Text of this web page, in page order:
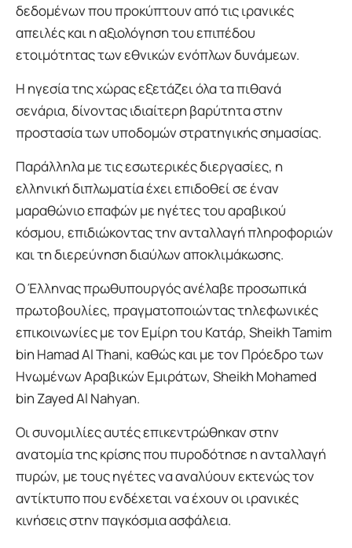
δεδομένων που προκύπτουν από τις ιρανικές
απειλές και η αξιολόγηση του επιπέδου
ετοιμότητας των εθνικών ενόπλων δυνάμεων.
Η ηγεσία της χώρας εξετάζει όλα τα πιθανά
σενάρια, δίνοντας ιδιαίτερη βαρύτητα στην
προστασία των υποδομών στρατηγικής σημασίας.
Παράλληλα με τις εσωτερικές διεργασίες, η
ελληνική διπλωματία έχει επιδοθεί σε έναν
μαραθώνιο επαφών με ηγέτες του αραβικού
κόσμου, επιδιώκοντας την ανταλλαγή πληροφοριών
και τη διερεύνηση διαύλων αποκλιμάκωσης.
Ο Έλληνας πρωθυπουργός ανέλαβε προσωπικά
πρωτοβουλίες, πραγματοποιώντας τηλεφωνικές
επικοινωνίες με τον Εμίρη του Κατάρ, Sheikh Tamim
bin Hamad Al Thani, καθώς και με τον Πρόεδρο των
Ηνωμένων Αραβικών Εμιράτων, Sheikh Mohamed
bin Zayed Al Nahyan.
Οι συνομιλίες αυτές επικεντρώθηκαν στην
ανατομία της κρίσης που πυροδότησε η ανταλλαγή
πυρών, με τους ηγέτες να αναλύουν εκτενώς τον
αντίκτυπο που ενδέχεται να έχουν οι ιρανικές
κινήσεις στην παγκόσμια ασφάλεια.